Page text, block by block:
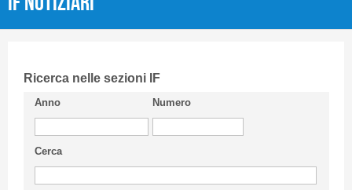
CIFI in breve
Linee Guida
Privacy Policy
Ricerca nelle sezioni IF
Anno Numero
Cerca